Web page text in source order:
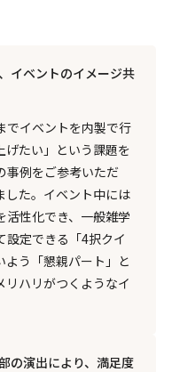
イベントのイメージ共
でイベントを内製で行
げたい」という課題を
事例をご参考いただ
した。イベント中には
活性化でき、一般雑学
設定できる「4択クイ
よう「懇親パート」と
リハリがつくようなイ
の演出により、満足度